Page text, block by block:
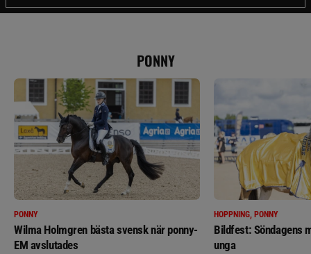
PONNY
PONNY
Wilma Holmgren bästa svensk när ponny-
EM avslutades
HOPPNING, PONNY
Bildfest: Söndagens
unga